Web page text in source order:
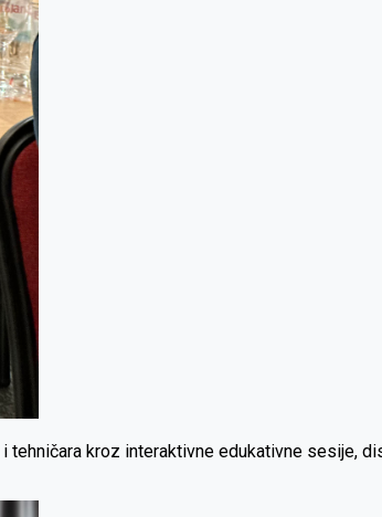
kroz interaktivne edukativne sesije,